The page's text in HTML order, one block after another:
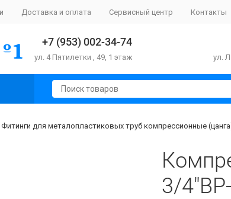
Доставка и оплата Сервисный центр Контакты
+7 (953) 002-34-74
ул. 4 Пятилетки , 49, 1 этаж ул.
Фитинги для металопластиковых труб компрессионные
3/